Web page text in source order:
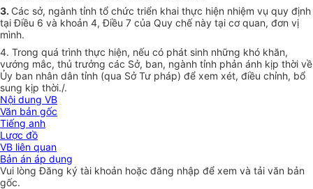
3. Các sở, ngành tỉnh tổ chức triển khai thực hiện nhiệm vụ quy định
tại Điều 6 và khoản 4, Điều 7 của Quy chế này tại cơ quan, đơn vị
mình.
4. Trong quá trình thực hiện, nếu có phát sinh những khó khăn,
vướng mắc, thủ trưởng các Sở, ban, ngành tỉnh phản ánh kịp thời về
Ủy ban nhân dân tỉnh (qua Sở Tư pháp) để xem xét, điều chỉnh, bổ
sung kịp thời./.
Nội dung VB
Văn bản gốc
Tiếng anh
Lược đồ
VB liên quan
Bản án áp dụng
Vui lòngĐăng ký tài khoản hoặc đăng nhập để xem và tải văn bản
gốc.